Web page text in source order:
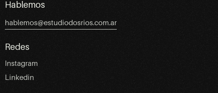
Hablemos
hablemos@estudiodosrios.com.ar
Redes
Instagram
Linkedin